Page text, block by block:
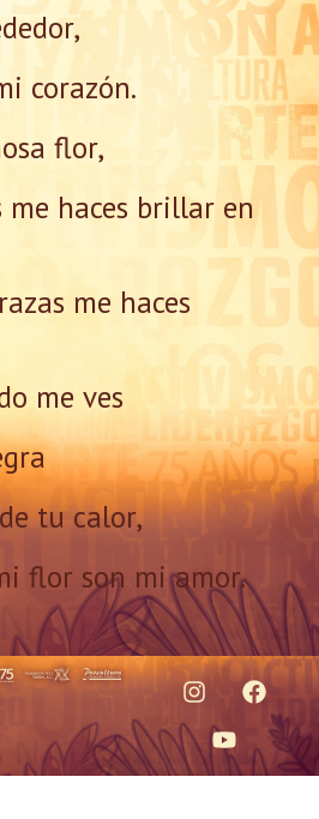
corazón.
flor,
me haces brillar en
me haces
me ves
tu calor,
flor son mi amor.